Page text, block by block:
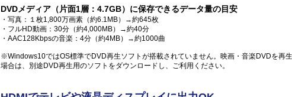
DVDメディア（片面1層：4.7GB）に保存できるデータ量の目安
・写真：１枚1,800万画素（約6.1MB）→約645枚
・フルHD動画：30分（約4,000MB）→約40分
・AAC128Kbpsの音楽：4分（約4MB）→約1000曲
※Windows10ではOS標準でDVD再生ソフトが搭載されていません。映画・音楽DVDを再
場合は、別途DVD再生用のソフトをダウンロードし、ご利用ください。